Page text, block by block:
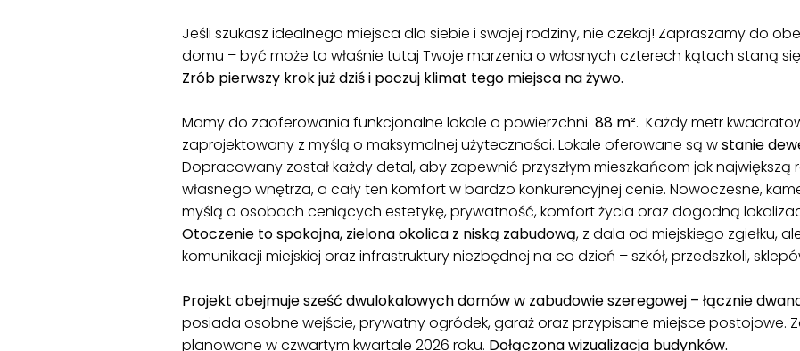
Jeśli szukasz idealnego miejsca dla siebie i swojej rodziny, nie czekaj! Zapraszamy do
domu – być może to właśnie tutaj Twoje marzenia o własnych czterech kątach staną
Zrób pierwszy krok już dziś i poczuj klimat tego miejsca na żywo.
Mamy do zaoferowania funkcjonalne lokale o powierzchni 88 m². Każdy metr
zaprojektowany z myślą o maksymalnej użyteczności. Lokale oferowane są wstanie
Dopracowany został każdy detal, aby zapewnić przyszłym mieszkańcom jak największą
własnego wnętrza, a cały ten komfort w bardzo konkurencyjnej cenie. Nowoczesne,
myślą o osobach ceniących estetykę, prywatność, komfort życia oraz dogodną
Otoczenie to spokojna, zielona okolica z niską zabudową, z dala od miejskiego zgiełku,
komunikacji miejskiej oraz infrastruktury niezbędnej na co dzień – szkół, przedszkoli,
Projekt obejmuje sześć dwulokalowych domów w zabudowie szeregowej – łącznie
posiada osobne wejście, prywatny ogródek, garaż oraz przypisane miejsce postojowe.
planowane w czwartym kwartale 2026 roku. Dołączona wizualizacja budynków.